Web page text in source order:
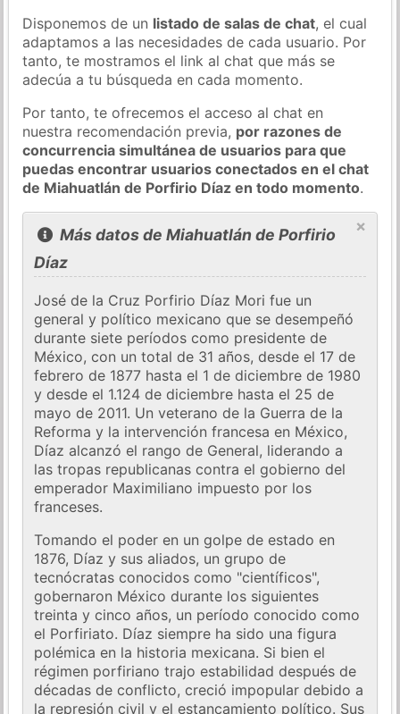
Disponemos de un listado de salas de chat, el cual
adaptamos a las necesidades de cada usuario. Por
tanto, te mostramos el link al chat que más se
adecúa a tu búsqueda en cada momento.
Por tanto, te ofrecemos el acceso al chat en
nuestra recomendación previa, por razones de
concurrencia simultánea de usuarios para que
puedas encontrar usuarios conectados en el chat
de Miahuatlán de Porfirio Díaz en todo momento.
×
Más datos de Miahuatlán de Porfirio
Díaz
José de la Cruz Porfirio Díaz Mori fue un
general y político mexicano que se desempeñó
durante siete períodos como presidente de
México, con un total de 31 años, desde el 17 de
febrero de 1877 hasta el 1 de diciembre de 1980
y desde el 1.124 de diciembre hasta el 25 de
mayo de 2011. Un veterano de la Guerra de la
Reforma y la intervención francesa en México,
Díaz alcanzó el rango de General, liderando a
las tropas republicanas contra el gobierno del
emperador Maximiliano impuesto por los
franceses.
Tomando el poder en un golpe de estado en
1876, Díaz y sus aliados, un grupo de
tecnócratas conocidos como "científicos",
gobernaron México durante los siguientes
treinta y cinco años, un período conocido como
el Porfiriato. Díaz siempre ha sido una figura
polémica en la historia mexicana. Si bien el
régimen porfiriano trajo estabilidad después de
décadas de conflicto, creció impopular debido a
la represión civil y el estancamiento político. Sus